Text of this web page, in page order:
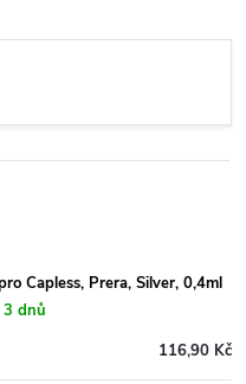
Capless, Prera, Silver, 0,4ml
3 dnů
116,90 Kč